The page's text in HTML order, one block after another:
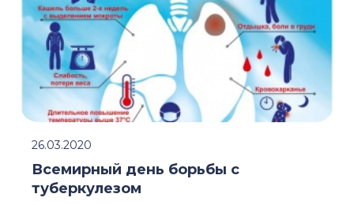
Всемирный день борьбы с
туберкулезом
26.03.2020